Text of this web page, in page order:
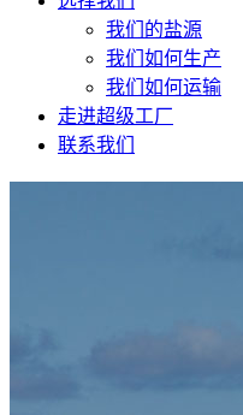
我们的盐源
我们如何生产
我们如何运输
走进超级工厂
联系我们